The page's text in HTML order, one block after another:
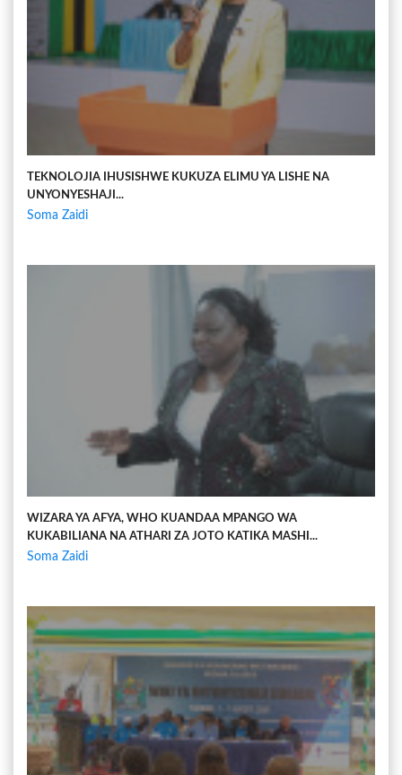
TEKNOLOJIA IHUSISHWE KUKUZA ELIMU YA LISHE NA
UNYONYESHAJI...
Soma Zaidi
WIZARA YA AFYA, WHO KUANDAA MPANGO WA
KUKABILIANA NA ATHARI ZA JOTO KATIKA MASHI...
Soma Zaidi